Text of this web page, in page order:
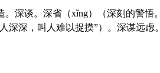
深深，叫人难以捉摸”）。深谋远虑。